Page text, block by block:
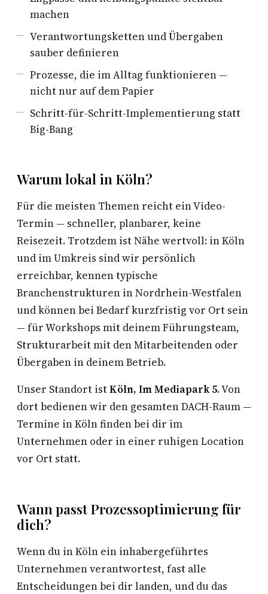
machen
Verantwortungsketten und Übergaben
sauber definieren
Prozesse, die im Alltag funktionieren —
nicht nur auf dem Papier
Schritt-für-Schritt-Implementierung statt
Big-Bang
Warum lokal in Köln?
Für die meisten Themen reicht ein Video-
Termin — schneller, planbarer, keine
Reisezeit. Trotzdem ist Nähe wertvoll: in Köln
und im Umkreis sind wir persönlich
erreichbar, kennen typische
Branchenstrukturen in Nordrhein-Westfalen
und können bei Bedarf kurzfristig vor Ort sein
— für Workshops mit deinem Führungsteam,
Strukturarbeit mit den Mitarbeitenden oder
Übergaben in deinem Betrieb.
Unser Standort istKöln, Im Mediapark 5. Von
dort bedienen wir den gesamten DACH-Raum —
Termine in Köln finden bei dir im
Unternehmen oder in einer ruhigen Location
vor Ort statt.
Wann passt Prozessoptimierung für
dich?
Wenn du in Köln ein inhabergeführtes
Unternehmen verantwortest, fast alle
Entscheidungen bei dir landen, und du das